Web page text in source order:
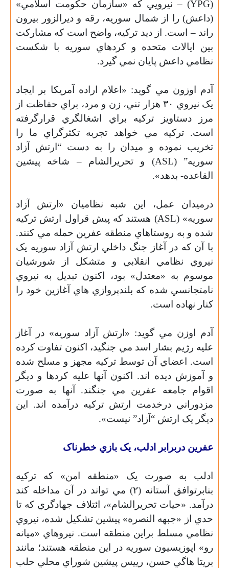
(
YPG) – نيرويي که «سازمان حکومت اسلامي»
(داعش) را از شمال سوريه، رقه و ديرالزور بيرون
راند – است. از ديد ترکيه، واضح است که مشارکت
بين ايالات متحده و کردهاي سوريه با شکست
نظامي داعش پايان نمي گيرد.
آدم اوزون مي گويد: «اعلام اراده آمريکا بر ايجاد
يک نيروي ٣٠ هزار تني، زن و مرد، براي حفاظت از
مرز دستاويز ترکيه براي اشغالگري قرارگرفته
است. ترکيه مي خواهد تجربه تکثرگراي ما را
تخريب نموده و ميدان را به دست “ارتش آزاد
سوريه” (ASL) و تحريرالشام – شاخه پيشين
القاعده- بدهد».
درميدان عمل، اين شبه نظاميان «ارتش آزاد
سوريه» (ASL) هستند که پيش قراول ارتش ترکيه
شده و به روستاهاي منطقه عفرين حمله مي کنند.
با آن که در آغاز جنگ داخلي ارتش آزاد سوريه يک
نيروي نظامي انقلابي و متشکل از شورشيان
موسوم به «معتدل» بود، اکنون تبديل به نيروي
نامتجانسي شده که بلندپروازي هاي آغازين خود را
کنار نهاده است.
آدم اوزن مي گويد: «ارتش آزاد سوريه» در آغاز
عليه رژيم بشار اسد مي جنگيد، اکنون تفاوت کرده
است. اعضاي آن توسط ترکيه مجهز و مسلح شده
و آموزش ديده اند. اکنون آنها عليه کردها و ديگر
اقوام جامعه عفرين مي جنگند. آنها به صورت
مزدوراني درخدمت ارتش ترکيه درآمده اند. اين
ديگر يک ارتش “آزاد” نيست».
عفرين دربرابر ادلب، يک بازي خطرناک
ادلب به صورت يک «منطقه امن» که ترکيه
بنابرتوافق آستانه (٢) مي تواند در آن مداخله کند
درآمد. «حيات تحريرالشام»، ائتلاف جهادگري که تا
حدي از «جبهه النصره» پيشين تشکيل شده، نيروي
نظامي مسلط براين منطقه است. نيروهاي «ميانه
رو» اپوزيسيون سوريه در اين منطقه هستند؛ مانند
بريتا هاگي حسن، رييس پيشين شوراي محلي حلب